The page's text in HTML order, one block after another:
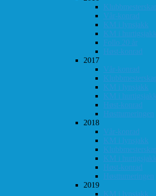
Vår-konrad
KM i lynsjakk
KM i hurtigsjakk
Follo 20 år
Høst-konrad
2017
Vår-konrad
KM i lynsjakk
KM i hurtigsjakk
Høst-konrad
Høstturneringen
2018
Vår-konrad
KM i lynsjakk
KM i hurtigsjakk
Høst-konrad
Høstturneringen
2019
KM i lynsjakk